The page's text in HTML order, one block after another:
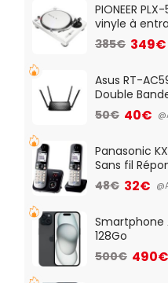
QWERTY UK
PIONEER
vinyle à
vitesses
pre-ampli
385€ 349€
Asus RT-
Double
Client VPN,
d'accès et
50€ 40€
Panasonic
Sans fil
Française]
48€ 32€
Smartphone
128Go
500€ 490€